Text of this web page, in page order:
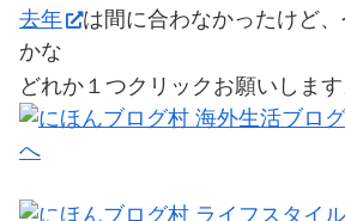
去年
は間に合わなかったけど
かな
どれか１つクリックお願いします